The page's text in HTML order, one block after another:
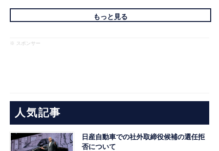
もっと見る
※ スポンサー
人気記事
日産自動車での社外取締役候補の選任拒
否について